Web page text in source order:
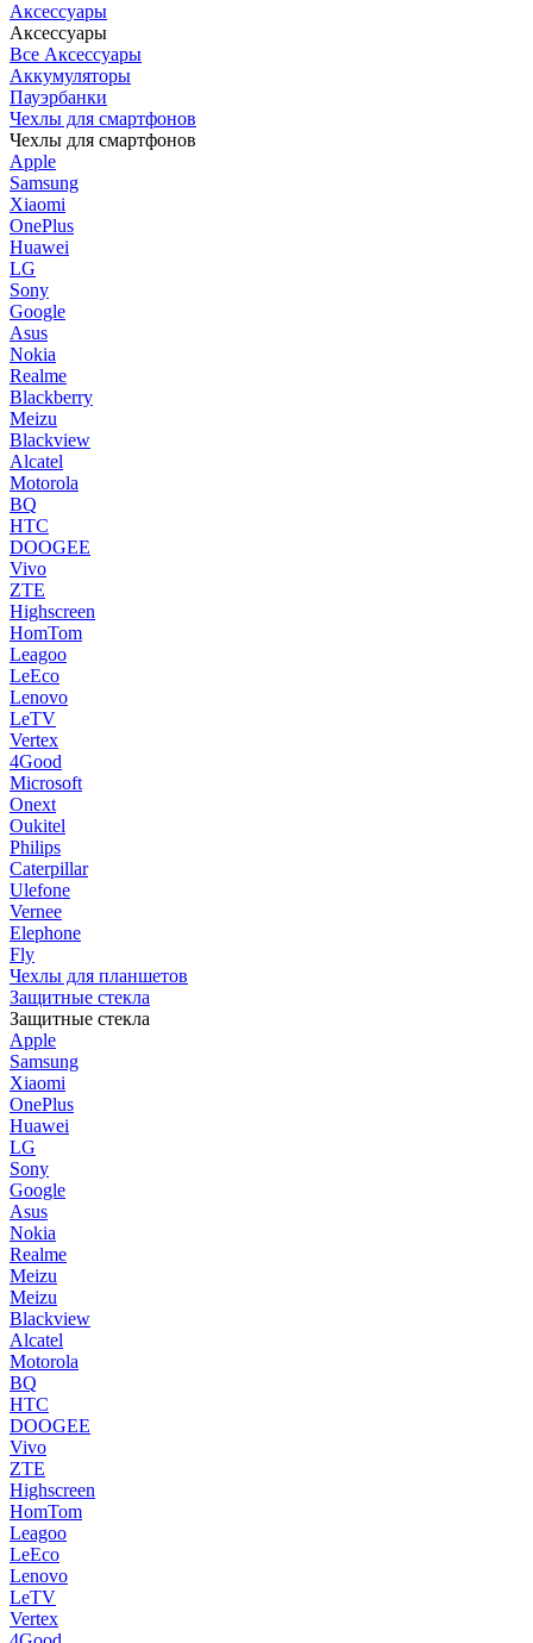
Аксессуары
Аксессуары
Все Аксессуары
Аккумуляторы
Пауэрбанки
Чехлы для смартфонов
Чехлы для смартфонов
Apple
Samsung
Xiaomi
OnePlus
Huawei
LG
Sony
Google
Asus
Nokia
Realme
Blackberry
Meizu
Blackview
Alcatel
Motorola
BQ
HTC
DOOGEE
Vivo
ZTE
Highscreen
HomTom
Leagoo
LeEco
Lenovo
LeTV
Vertex
4Good
Microsoft
Onext
Oukitel
Philips
Caterpillar
Ulefone
Vernee
Elephone
Fly
Чехлы для планшетов
Защитные стекла
Защитные стекла
Apple
Samsung
Xiaomi
OnePlus
Huawei
LG
Sony
Google
Asus
Nokia
Realme
Meizu
Meizu
Blackview
Alcatel
Motorola
BQ
HTC
DOOGEE
Vivo
ZTE
Highscreen
HomTom
Leagoo
LeEco
Lenovo
LeTV
Vertex